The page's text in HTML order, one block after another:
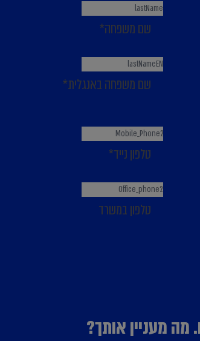
שם משפחה*
שם משפחה באנגלית*
טלפון נייד*
טלפון במשרד
מעניין אותך?